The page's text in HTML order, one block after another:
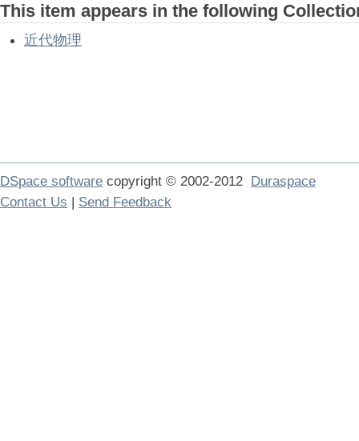
This item appears in the following
近代物理
DSpace software copyright © 2002-2012 Duraspace
Contact Us | Send Feedback